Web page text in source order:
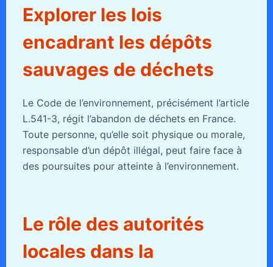
Explorer les lois
encadrant les dépôts
sauvages de déchets
Le Code de l’environnement, précisément l’article
L.541-3, régit l’abandon de déchets en France.
Toute personne, qu’elle soit physique ou morale,
responsable d’un dépôt illégal, peut faire face à
des poursuites pour atteinte à l’environnement.
Le rôle des autorités
locales dans la